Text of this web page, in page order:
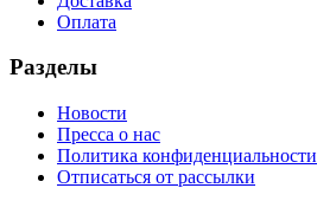
Оплата
Разделы
Новости
Пресса о нас
Политика конфиденциальности
Отписаться от рассылки